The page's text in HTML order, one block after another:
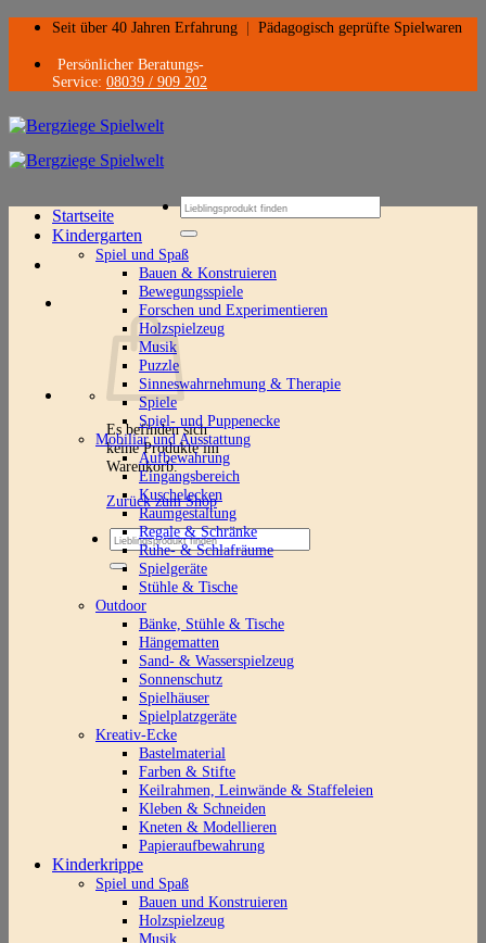
Zum
springen
Seit über 40 Jahren Erfahrung Pädagogisch geprüfte Spielwaren
Persönlicher Beratungs-
Service: 08039 / 909 202
Suchen
nach:
Es befinden sich
keine Produkte im
Warenkorb.
Zurück zum Shop
Suchen
nach:
Startseite
Kindergarten
Spiel und Spaß
Bauen & Konstruieren
Bewegungsspiele
Forschen und Experimentieren
Holzspielzeug
Musik
Puzzle
Sinneswahrnehmung & Therapie
Spiele
Spiel- und Puppenecke
Mobiliar und Ausstattung
Aufbewahrung
Eingangsbereich
Kuschelecken
Raumgestaltung
Regale & Schränke
Ruhe- & Schlafräume
Spielgeräte
Stühle & Tische
Outdoor
Bänke, Stühle & Tische
Hängematten
Sand- & Wasserspielzeug
Sonnenschutz
Spielhäuser
Spielplatzgeräte
Kreativ-Ecke
Bastelmaterial
Farben & Stifte
Keilrahmen, Leinwände & Staffeleien
Kleben & Schneiden
Kneten & Modellieren
Papieraufbewahrung
Kinderkrippe
Spiel und Spaß
Bauen und Konstruieren
Holzspielzeug
Musik